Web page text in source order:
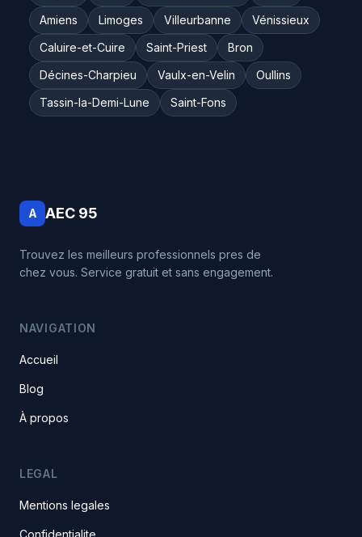
Amiens
Limoges Villeurbanne
Vénissieux
Caluire-et-Cuire
Saint-Priest
Bron
Décines-Charpieu
Vaulx-en-Velin
Oullins
Tassin-la-Demi-Lune
Saint-Fons
A AEC 95
Trouvez les meilleurs professionnels pres de
chez vous. Service gratuit et sans engagement.
NAVIGATION
Accueil
Blog
À propos
LEGAL
Mentions legales
Confidentialite